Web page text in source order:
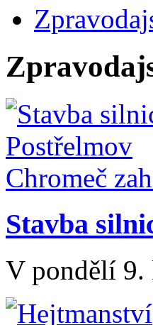
Stavba
V pondělí 9.